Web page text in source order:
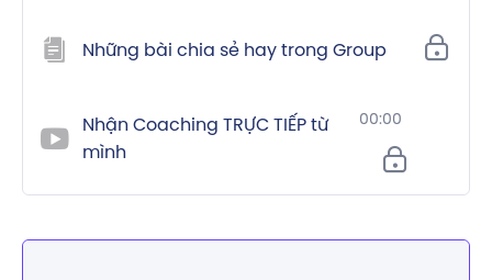
Những bài chia sẻ hay trong Group
Nhận Coaching TRỰC TIẾP từ
mình
00:00